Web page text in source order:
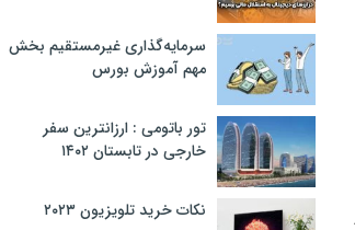
سرمایه‌گذاری غیرمستقیم بخش
مهم آموزش بورس
تور باتومی : ارزانترین سفر
خارجی در تابستان ۱۴۰۲
نکات خرید تلویزیون ۲۰۲۳